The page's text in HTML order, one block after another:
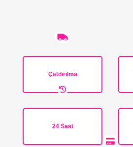
Çatdırılma
24 Saat